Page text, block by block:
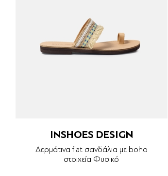
INSHOES DESIGN
Δερμάτινα flat σανδάλια με boho
στοιχεία Φυσικό